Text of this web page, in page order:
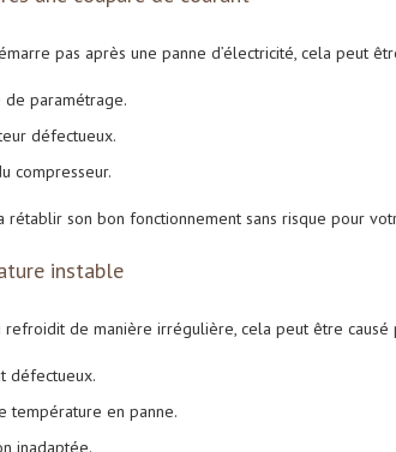
pas après une panne d’électricité, cela peut
paramétrage.
défectueux.
compresseur.
rétablir son bon fonctionnement sans risque pour
instable
refroidit de manière irrégulière, cela peut être causé
défectueux.
température en panne.
inadaptée.